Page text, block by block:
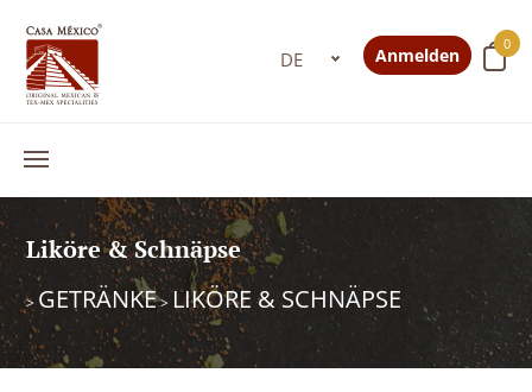
0
Anmelden
Liköre & Schnäpse
> GETRÄNKE> LIKÖRE & SCHNÄPSE